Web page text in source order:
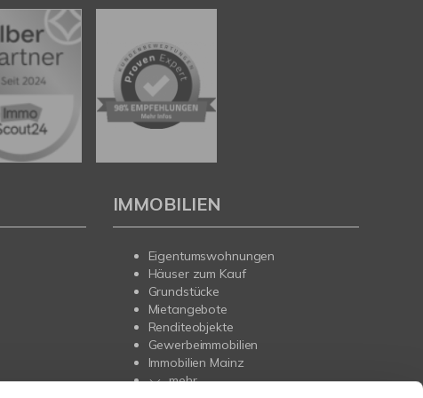
IMMOBILIEN
Eigentumswohnungen
Häuser zum Kauf
Grundstücke
Mietangebote
Renditeobjekte
Gewerbeimmobilien
Immobilien Mainz
mehr